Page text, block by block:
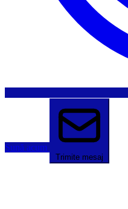
Sună acum
Trimite mesaj